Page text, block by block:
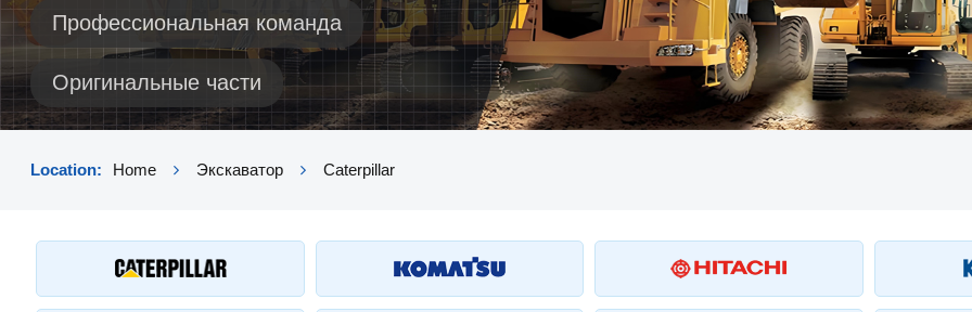
Профессиональная команда
Оригинальные части
Location: Home Экскаватор Caterpillar